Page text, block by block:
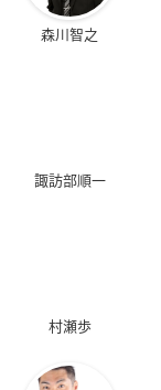
森川智之
諏訪部順一
村瀬歩